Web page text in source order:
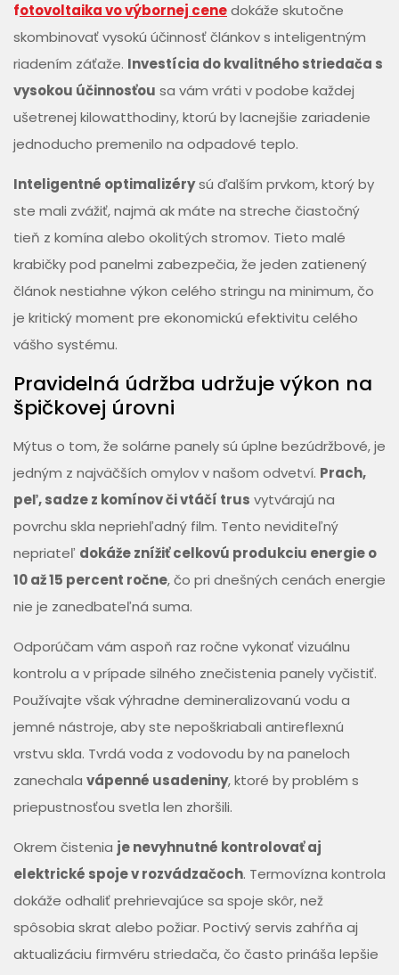
fotovoltaika vo výbornej cenedokáže skutočne
skombinovať vysokú účinnosť článkov s inteligentným
riadením záťaže. Investícia do kvalitného striedača s
vysokou účinnosťou sa vám vráti v podobe každej
ušetrenej kilowatthodiny, ktorú by lacnejšie zariadenie
jednoducho premenilo na odpadové teplo.
Inteligentné optimalizérysú ďalším prvkom, ktorý by
ste mali zvážiť, najmä ak máte na streche čiastočný
tieň z komína alebo okolitých stromov. Tieto malé
krabičky pod panelmi zabezpečia, že jeden zatienený
článok nestiahne výkon celého stringu na minimum, čo
je kritický moment pre ekonomickú efektivitu celého
vášho systému.
Pravidelná údržba udržuje výkon na
špičkovej úrovni
Mýtus o tom, že solárne panely sú úplne bezúdržbové, je
jedným z najväčších omylov v našom odvetví. Prach,
peľ, sadze z komínov či vtáčí trus vytvárajú na
povrchu skla nepriehľadný film. Tento neviditeľný
nepriateľ dokáže znížiť celkovú produkciu energie o
10 až 15 percent ročne, čo pri dnešných cenách energie
nie je zanedbateľná suma.
Odporúčam vám aspoň raz ročne vykonať vizuálnu
kontrolu a v prípade silného znečistenia panely vyčistiť.
Používajte však výhradne demineralizovanú vodu a
jemné nástroje, aby ste nepoškriabali antireflexnú
vrstvu skla. Tvrdá voda z vodovodu by na paneloch
zanechala vápenné usadeniny, ktoré by problém s
priepustnosťou svetla len zhoršili.
Okrem čistenia je nevyhnutné kontrolovať aj
elektrické spoje v rozvádzačoch. Termovízna kontrola
dokáže odhaliť prehrievajúce sa spoje skôr, než
spôsobia skrat alebo požiar. Poctivý servis zahŕňa aj
aktualizáciu firmvéru striedača, čo často prináša lepšie